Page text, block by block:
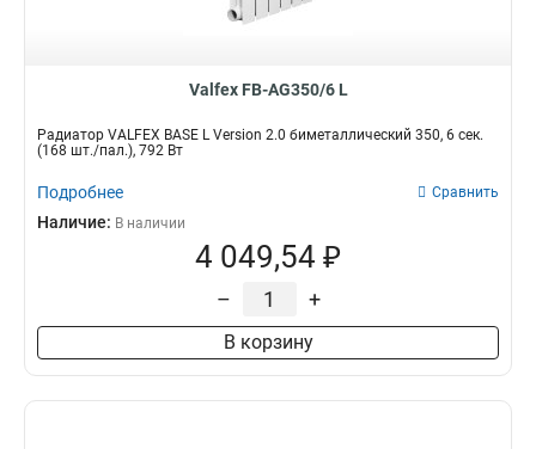
Valfex FB-AG350/6 L
Радиатор VALFEX BASE L Version 2.0 биметаллический 350, 6 сек.
(168 шт./пал.), 792 Вт
Подробнее Сравнить
Наличие: В наличии
4 049,54 ₽
– +
В корзину